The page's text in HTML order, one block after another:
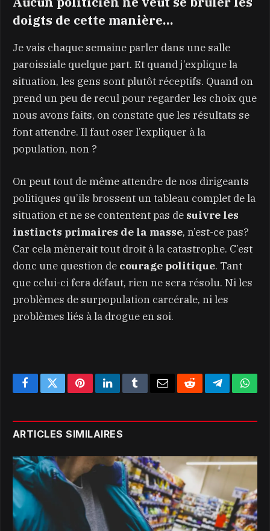
doigts de cette manière…
Je vais chaque semaine parler dans une salle
paroissiale quelque part. Et quand j’explique la
situation, les gens sont plutôt réceptifs. Quand on
prend un peu de recul pour regarder les choix que
nous avons faits, on constate que les résultats se
font attendre. Il faut oser l’expliquer à la
population, non ?
On peut tout de même attendre de nos dirigeants
politiques qu’ils brossent un tableau complet de la
situation et ne se contentent pas de suivre les
instincts primaires de la masse, n’est-ce pas?
Car cela mènerait tout droit à la catastrophe. C’est
donc une question de courage politique. Tant
que celui-ci fera défaut, rien ne sera résolu. Ni les
problèmes de surpopulation carcérale, ni les
problèmes liés à la drogue en soi.
FacebookTwitterPinterestLinkedInTumblr EmailRedditTelegram
ARTICLES SIMILAIRES